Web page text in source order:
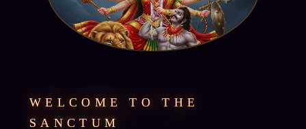
WELCOME TO THE
SANCTUM